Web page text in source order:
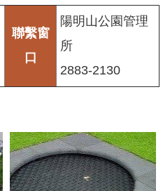
聯繫窗
口
陽明山公園管理
所
2883-2130